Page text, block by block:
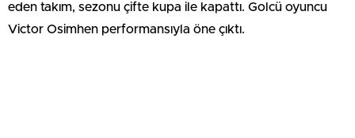
eden takım, sezonu çifte kupa ile kapattı. Golcü oyuncu
Victor Osimhen performansıyla öne çıktı.